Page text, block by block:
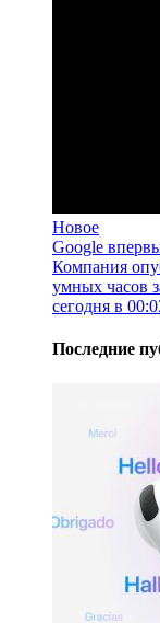
Новое
Google
Компания
умных часов
сегодня в
Последние